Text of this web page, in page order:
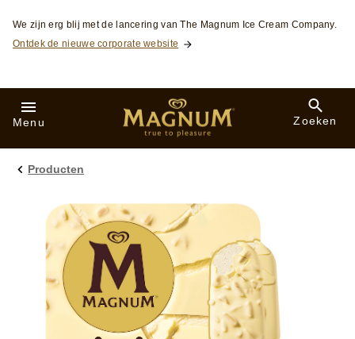
Skip to:
We zijn erg blij met de lancering van The Magnum Ice Cream Company.
Ontdek de nieuwe corporate website
Menu Zoeken
Producten